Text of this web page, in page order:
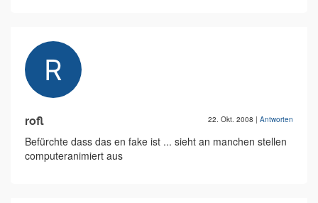
rofl 22. Okt. 2008 | Antworten
Befürchte dass das en fake ist ... sieht an manchen stellen
computeranimiert aus